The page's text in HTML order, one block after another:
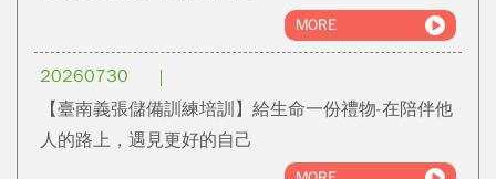
MORE
20260730
【臺南義張儲備訓練培訓】給生命一份禮物-在陪伴他
人的路上，遇見更好的自己